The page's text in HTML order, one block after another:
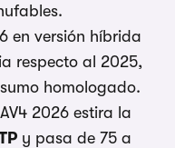
en versión híbrida
respecto al 2025,
homologado.
2026 estira la
y pasa de 75 a